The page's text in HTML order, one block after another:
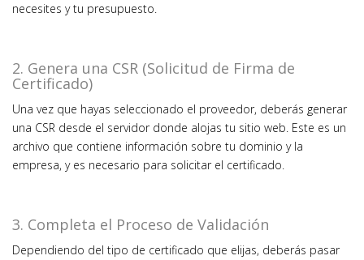
necesites y tu presupuesto.
2. Genera una CSR (Solicitud de Firma de
Certificado)
Una vez que hayas seleccionado el proveedor, deberás generar
una CSR desde el servidor donde alojas tu sitio web. Este es un
archivo que contiene información sobre tu dominio y la
empresa, y es necesario para solicitar el certificado.
3. Completa el Proceso de Validación
Dependiendo del tipo de certificado que elijas, deberás pasar